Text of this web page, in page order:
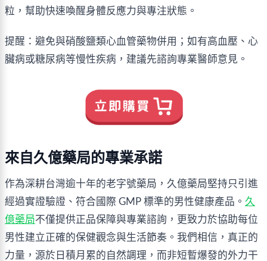
粒，幫助快速喚醒身體反應力與專注狀態。
提醒：避免與硝酸鹽類心血管藥物併用；如有高血壓、心
臟病或糖尿病等慢性疾病，建議先諮詢專業醫師意見。
來自久億藥局的專業承諾
作為深耕台灣逾十年的老字號藥局，久億藥局堅持只引進
經過實證驗證、符合國際 GMP 標準的男性健康產品。 久
億藥局不僅提供正品保障與專業諮詢，更致力於協助每位
男性建立正確的保健觀念與生活節奏。我們相信，真正的
力量，源於日積月累的自然調理，而非短暫爆發的外力干